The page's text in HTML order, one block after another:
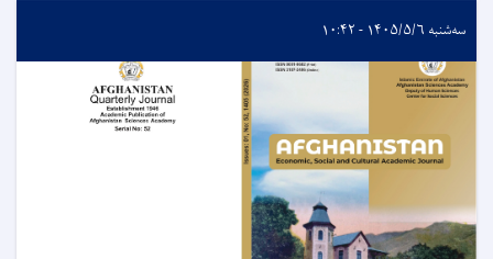
سه‌شنبه ۱۴۰۵/۵/۶ - ۱۰:۴۲